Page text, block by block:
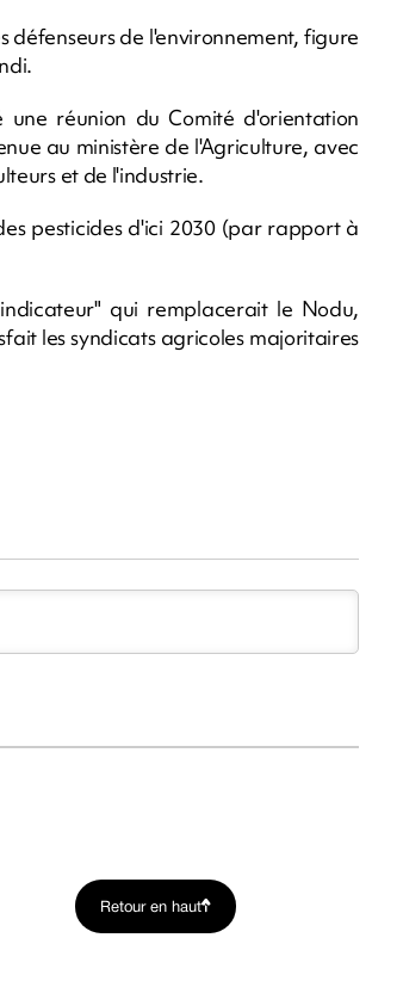
défenseurs de l'environnement, figure
réunion du Comité d'orientation
au ministère de l'Agriculture, avec
et de l'industrie.
pesticides d'ici 2030 (par rapport à
qui remplacerait le Nodu,
les syndicats agricoles majoritaires
Retour en haut